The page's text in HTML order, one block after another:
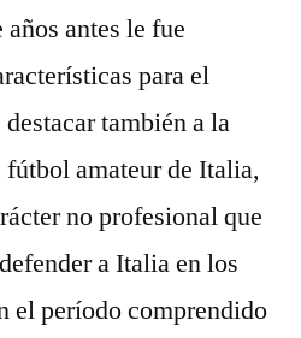
antes le fue
para el
también a la
amateur de Italia,
no profesional que
a Italia en los
el período comprendido